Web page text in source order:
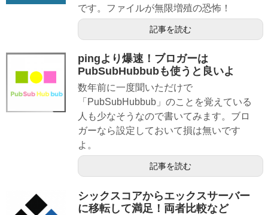
です。ファイルが無限増殖の恐怖！
記事を読む
pingより爆速！ブロガーは
PubSubHubbubも使うと良いよ
数年前に一度聞いただけで
「PubSubHubbub」のことを覚えている
人も少なそうなので書いてみます。ブロ
ガーなら設定しておいて損は無いです
よ。
記事を読む
シックスコアからエックスサーバー
に移転して満足！両者比較など